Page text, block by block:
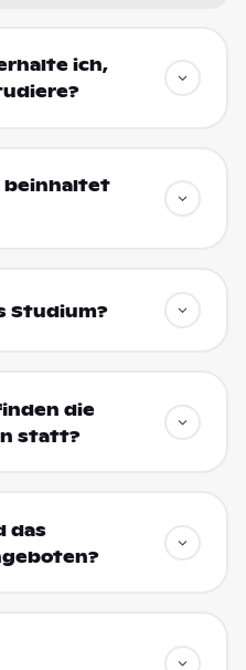
ich,
beinhaltet
Studium?
die
statt?
das